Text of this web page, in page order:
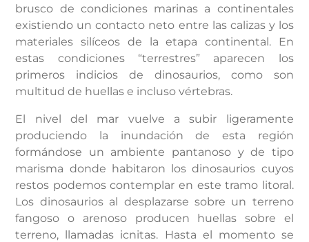
brusco de condiciones marinas a continentales
existiendo un contacto neto entre las calizas y los
materiales silíceos de la etapa continental. En
estas condiciones “terrestres” aparecen los
primeros indicios de dinosaurios, como son
multitud de huellas e incluso vértebras.
El nivel del mar vuelve a subir ligeramente
produciendo la inundación de esta región
formándose un ambiente pantanoso y de tipo
marisma donde habitaron los dinosaurios cuyos
restos podemos contemplar en este tramo litoral.
Los dinosaurios al desplazarse sobre un terreno
fangoso o arenoso producen huellas sobre el
terreno, llamadas icnitas. Hasta el momento se